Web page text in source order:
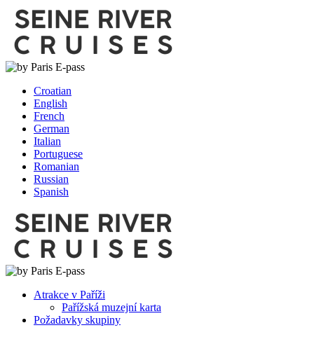
Croatian
English
French
German
Italian
Portuguese
Romanian
Russian
Spanish
Atrakce v Paříži
Pařížská muzejní karta
Požadavky skupiny